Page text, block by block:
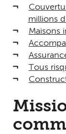
millions
Maisons
Tous